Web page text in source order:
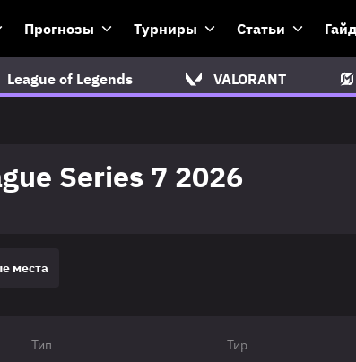
Прогнозы Турниры Статьи
League of Legends VALORANT
Series 7 2026
места
Тип Тир